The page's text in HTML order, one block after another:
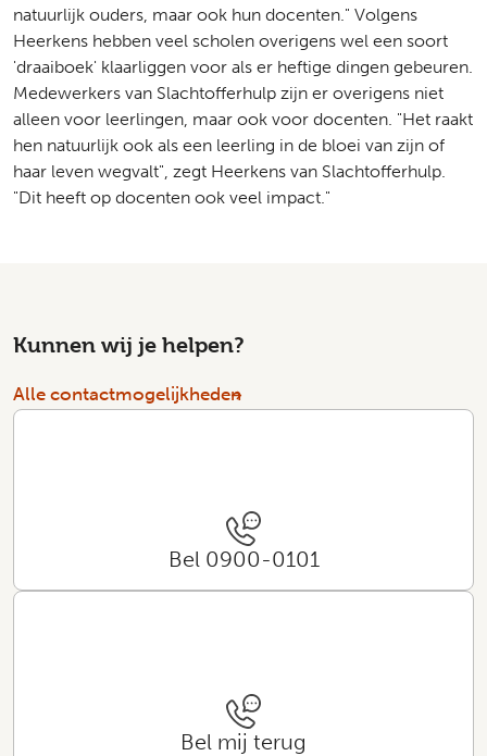
natuurlijk ouders, maar ook hun docenten." Volgens
Heerkens hebben veel scholen overigens wel een soort
'draaiboek' klaarliggen voor als er heftige dingen gebeuren.
Medewerkers van Slachtofferhulp zijn er overigens niet
alleen voor leerlingen, maar ook voor docenten. "Het raakt
hen natuurlijk ook als een leerling in de bloei van zijn of
haar leven wegvalt", zegt Heerkens van Slachtofferhulp.
"Dit heeft op docenten ook veel impact."
Kunnen wij je helpen?
Alle contactmogelijkheden
Bel 0900-0101
Bel mij terug